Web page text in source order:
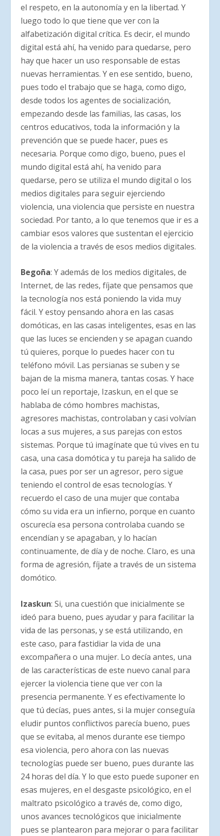
el respeto, en la autonomía y en la libertad. Y
luego todo lo que tiene que ver con la
alfabetización digital crítica. Es decir, el mundo
digital está ahí, ha venido para quedarse, pero
hay que hacer un uso responsable de estas
nuevas herramientas. Y en ese sentido, bueno,
pues todo el trabajo que se haga, como digo,
desde todos los agentes de socialización,
empezando desde las familias, las casas, los
centros educativos, toda la información y la
prevención que se puede hacer, pues es
necesaria. Porque como digo, bueno, pues el
mundo digital está ahí, ha venido para
quedarse, pero se utiliza el mundo digital o los
medios digitales para seguir ejerciendo
violencia, una violencia que persiste en nuestra
sociedad. Por tanto, a lo que tenemos que ir es a
cambiar esos valores que sustentan el ejercicio
de la violencia a través de esos medios digitales.
Begoña: Y además de los medios digitales, de
Internet, de las redes, fíjate que pensamos que
la tecnología nos está poniendo la vida muy
fácil. Y estoy pensando ahora en las casas
domóticas, en las casas inteligentes, esas en las
que las luces se encienden y se apagan cuando
tú quieres, porque lo puedes hacer con tu
teléfono móvil. Las persianas se suben y se
bajan de la misma manera, tantas cosas. Y hace
poco leí un reportaje, Izaskun, en el que se
hablaba de cómo hombres machistas,
agresores machistas, controlaban y casi volvían
locas a sus mujeres, a sus parejas con estos
sistemas. Porque tú imagínate que tú vives en tu
casa, una casa domótica y tu pareja ha salido de
la casa, pues por ser un agresor, pero sigue
teniendo el control de esas tecnologías. Y
recuerdo el caso de una mujer que contaba
cómo su vida era un infierno, porque en cuanto
oscurecía esa persona controlaba cuando se
encendían y se apagaban, y lo hacían
continuamente, de día y de noche. Claro, es una
forma de agresión, fíjate a través de un sistema
domótico.
Izaskun: Si, una cuestión que inicialmente se
ideó para bueno, pues ayudar y para facilitar la
vida de las personas, y se está utilizando, en
este caso, para fastidiar la vida de una
excompañera o una mujer. Lo decía antes, una
de las características de este nuevo canal para
ejercer la violencia tiene que ver con la
presencia permanente. Y es efectivamente lo
que tú decías, pues antes, si la mujer conseguía
eludir puntos conflictivos parecía bueno, pues
que se evitaba, al menos durante ese tiempo
esa violencia, pero ahora con las nuevas
tecnologías puede ser bueno, pues durante las
24 horas del día. Y lo que esto puede suponer en
esas mujeres, en el desgaste psicológico, en el
maltrato psicológico a través de, como digo,
unos avances tecnológicos que inicialmente
pues se plantearon para mejorar o para facilitar